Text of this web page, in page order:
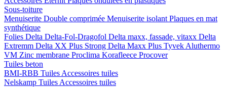
Sous-toiture
Menuiserite Double comprimée Menuiserite isolant Plaques en mat
synthétique
Folies Delta Delta-Fol-Dragofol Delta maxx, fassade, vitaxx Delta
Extremm Delta XX Plus Strong Delta Maxx Plus Tyvek Aluthermo
VM Zinc membrane Proclima Korafleece Procover
Tuiles beton
BMI-RBB Tuiles Accessoires tuiles
Nelskamp Tuiles Accessoires tuiles